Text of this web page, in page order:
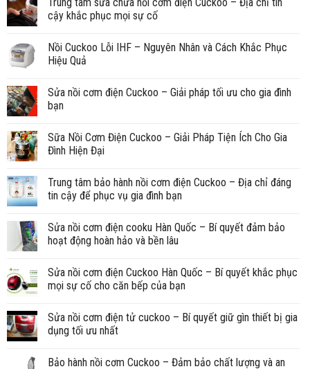
Trung tâm sửa chữa nồi cơm điện Cuckoo – Địa chỉ tin
cậy khắc phục mọi sự cố
Nồi Cuckoo Lỗi IHF – Nguyên Nhân và Cách Khắc Phục
Hiệu Quả
Sửa nồi cơm điện Cuckoo – Giải pháp tối ưu cho gia đình
bạn
Sữa Nồi Cơm Điện Cuckoo – Giải Pháp Tiện Ích Cho Gia
Đình Hiện Đại
Trung tâm bảo hành nồi cơm điện Cuckoo – Địa chỉ đáng
tin cậy để phục vụ gia đình bạn
Sửa nồi cơm điện cooku Hàn Quốc – Bí quyết đảm bảo
hoạt động hoàn hảo và bền lâu
Sửa nồi cơm điện Cuckoo Hàn Quốc – Bí quyết khắc phục
mọi sự cố cho căn bếp của bạn
Sửa nồi cơm điện tử cuckoo – Bí quyết giữ gìn thiết bị gia
dụng tối ưu nhất
Bảo hành nồi cơm Cuckoo – Đảm bảo chất lượng và an